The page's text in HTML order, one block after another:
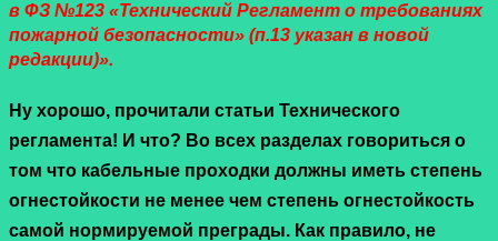
в ФЗ №123 «Технический Регламент о требованиях
пожарной безопасности» (п.13 указан в новой
редакции)».
Ну хорошо, прочитали статьи Технического
регламента! И что? Во всех разделах говориться о
том что кабельные проходки должны иметь степень
огнестойкости не менее чем степень огнестойкость
самой нормируемой преграды. Как правило, не